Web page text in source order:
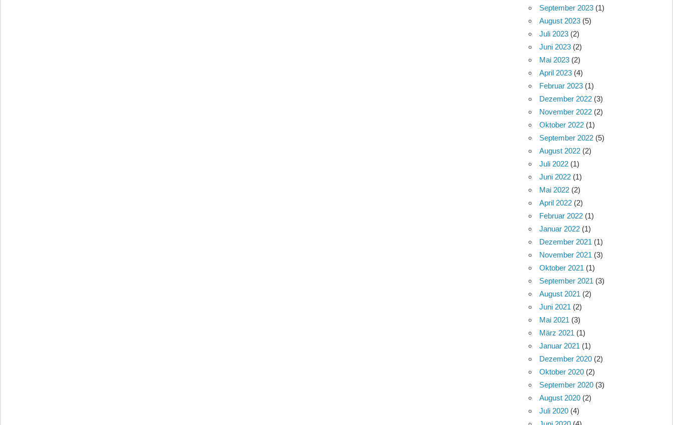
September 2023 (1)
August 2023 (5)
Juli 2023 (2)
Juni 2023 (2)
Mai 2023 (2)
April 2023 (4)
Februar 2023 (1)
Dezember 2022 (3)
November 2022 (2)
Oktober 2022 (1)
September 2022 (5)
August 2022 (2)
Juli 2022 (1)
Juni 2022 (1)
Mai 2022 (2)
April 2022 (2)
Februar 2022 (1)
Januar 2022 (1)
Dezember 2021 (1)
November 2021 (3)
Oktober 2021 (1)
September 2021 (3)
August 2021 (2)
Juni 2021 (2)
Mai 2021 (3)
März 2021 (1)
Januar 2021 (1)
Dezember 2020 (2)
Oktober 2020 (2)
September 2020 (3)
August 2020 (2)
Juli 2020 (4)